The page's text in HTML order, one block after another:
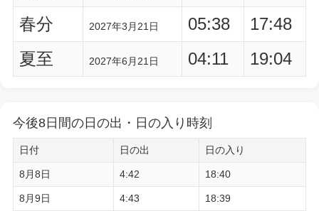
春分
2027年3月21日 05:38
17:48
夏至
2027年6月21日 04:11 19:04
今後8日間の日の出・日の入り時刻
日付 日の出 日の入り
8月8日 4:42 18:40
8月9日 4:43 18:39